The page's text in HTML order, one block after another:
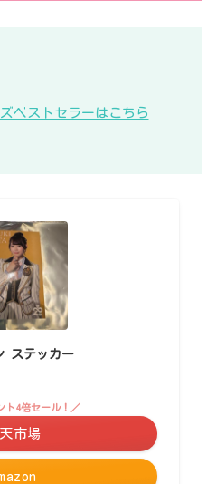
ベストセラーはこちら
ステッカー
ト4倍セール！／
市場